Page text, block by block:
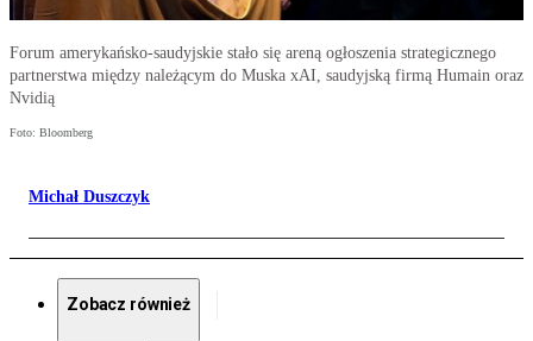
Forum amerykańsko-saudyjskie stało się areną ogłoszenia strategicznego
partnerstwa między należącym do Muska xAI, saudyjską firmą Humain oraz
Nvidią
Foto: Bloomberg
Michał Duszczyk
Zobacz również